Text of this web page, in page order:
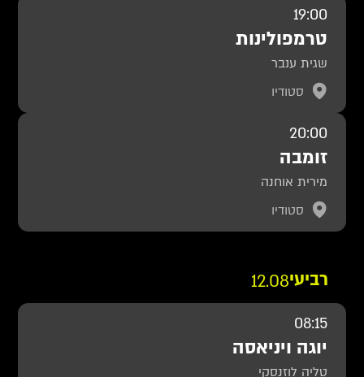
19:00
טרמפולינות
שגית ענבר
סטודיו
20:00
זומבה
מירית אוחנה
סטודיו
רביעי12.08
08:15
יוגה ויניאסה
טליה לוזנסקי